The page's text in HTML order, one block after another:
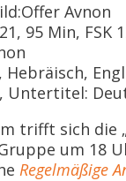
Avnon
95 Min, FSK
Hebräisch,
Untertitel:
trifft sich die
um 18
Regelmäßige